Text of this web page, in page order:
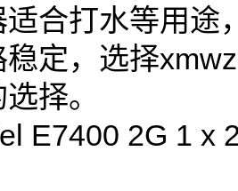
合打水等用途
定，选择
择。
E7400 2G 1 x